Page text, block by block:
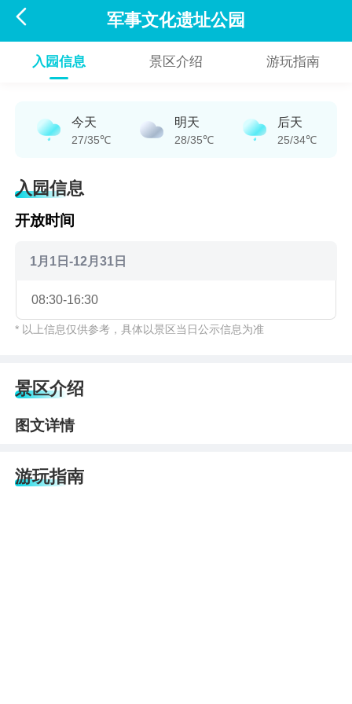
 军事文化遗址公园
入园信息 景区介绍 游玩指南
今天
27/35℃
明天
28/35℃
后天
25/34℃
入园信息
开放时间
1月1日-12月31日
08:30-16:30
* 以上信息仅供参考，具体以景区当日公示信息为准
景区介绍
图文详情
游玩指南